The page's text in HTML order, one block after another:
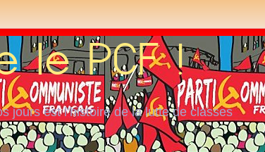
jours est l’histoire de la lutte de classes